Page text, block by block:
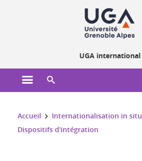
UGA international
Ouvrir le menu principal
Vous êtes ici :
Accueil
Internationalisation in situ
Dispositifs d'intégration